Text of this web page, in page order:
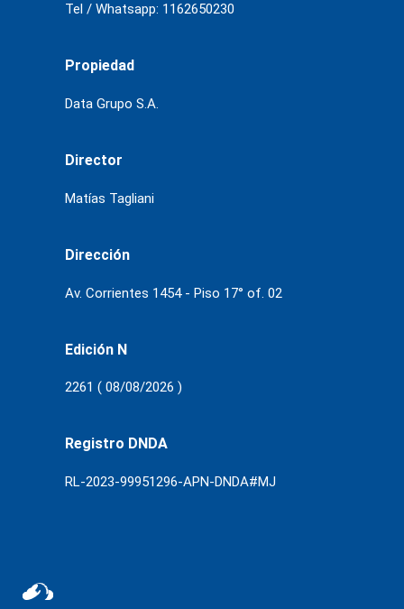
Tel / Whatsapp: 1162650230
Propiedad
Data Grupo S.A.
Director
Matías Tagliani
Dirección
Av. Corrientes 1454 - Piso 17° of. 02
Edición N
2261 ( 08/08/2026 )
Registro DNDA
RL-2023-99951296-APN-DNDA#MJ